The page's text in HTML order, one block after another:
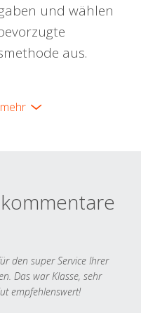
und wählen
aus.
mehr
den super Service Ihrer
Das war Klasse, sehr
empfehlenswert!